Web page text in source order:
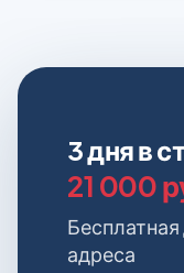
3 дня в
21 000
Бесплатная
адреса